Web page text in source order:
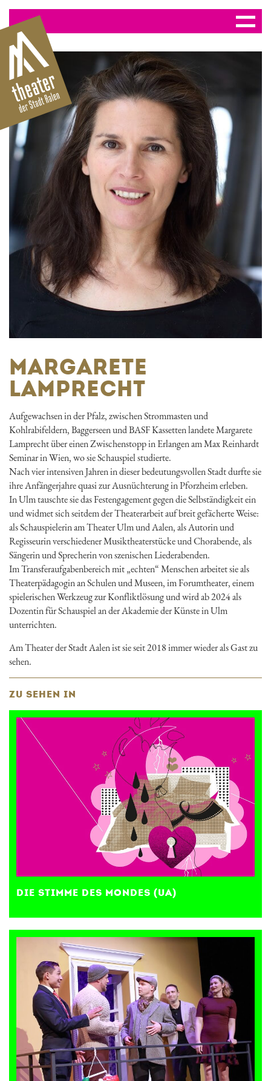
MARGARETE
LAMPRECHT
Aufgewachsen in der Pfalz, zwischen Strommasten und
Kohlrabifeldern, Baggerseen und BASF Kassetten landete Margarete
Lamprecht über einen Zwischenstopp in Erlangen am Max Reinhardt
Seminar in Wien, wo sie Schauspiel studierte.
Nach vier intensiven Jahren in dieser bedeutungsvollen Stadt durfte sie
ihre Anfängerjahre quasi zur Ausnüchterung in Pforzheim erleben.
In Ulm tauschte sie das Festengagement gegen die Selbständigkeit ein
und widmet sich seitdem der Theaterarbeit auf breit gefächerte Weise:
als Schauspielerin am Theater Ulm und Aalen, als Autorin und
Regisseurin verschiedener Musiktheaterstücke und Chorabende, als
Sängerin und Sprecherin von szenischen Liederabenden.
Im Transferaufgabenbereich mit „echten“ Menschen arbeitet sie als
Theaterpädagogin an Schulen und Museen, im Forumtheater, einem
spielerischen Werkzeug zur Konfliktlösung und wird ab 2024 als
Dozentin für Schauspiel an der Akademie der Künste in Ulm
unterrichten.
Am Theater der Stadt Aalen ist sie seit 2018 immer wieder als Gast zu
sehen.
ZU SEHEN IN
DIE STIMME DES MONDES (UA)